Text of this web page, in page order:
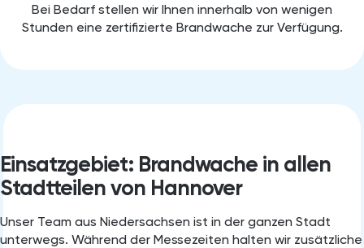
Bei Bedarf stellen wir Ihnen innerhalb von wenigen
Stunden eine zertifizierte Brandwache zur Verfügung.
Einsatzgebiet: Brandwache in allen
Stadtteilen von Hannover
Unser Team aus Niedersachsen ist in der ganzen Stadt
unterwegs. Während der Messezeiten halten wir zusätzliche